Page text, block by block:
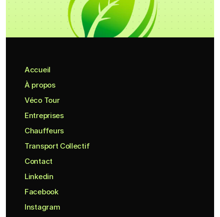
Accueil
À propos
Véco Tour
Entreprises
Chauffeurs
Transport Collectif
Contact
Linkedin
Facebook
Instagram